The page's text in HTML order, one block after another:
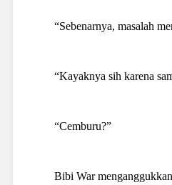
“Sebenarnya, masalah
“Kayaknya sih karena
“Cemburu?”
Bibi War